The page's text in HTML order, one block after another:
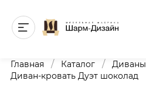
Главная / Каталог / Диваны
Диван-кровать Дуэт шоколад